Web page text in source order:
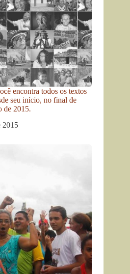
encontra todos os textos
seu início, no final de
de 2015.
2015